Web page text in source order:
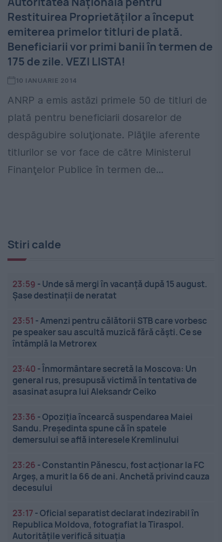
Restituirea Proprietăţilor a început
emiterea primelor titluri de plată.
Beneficiarii vor primi banii în termen de
175 de zile. VEZI LISTA!
10 IANUARIE 2014
ANRP a emis astăzi primele 50 de titluri de
plată pentru beneficiarii dosarelor de
despăgubire soluţionate. Plăţile aferente
titlurilor se vor face de către Ministerul
Finanţelor Publice în termen de...
Stiri calde
23:59 - Unde să mergi în vacanță după 15 august.
Șase destinații de neratat
23:51 - Amenzi pentru călătorii STB care vorbesc
pe speaker sau ascultă muzică fără căști. Ce se
întâmplă la Metrorex
23:40 -Înmormântare secretă la Moscova: Un
general rus, presupusă victimă în tentativa de
asasinat asupra lui Aleksandr Ceiko
23:36 -Opoziția încearcă suspendarea Maiei
Sandu. Președinta spune că în spatele
demersului se află interesele Kremlinului
23:26 -Constantin Pănescu, fost acționar la FC
Argeș, a murit la 66 de ani. Anchetă privind cauza
decesului
23:17 -Oficial separatist declarat indezirabil în
Republica Moldova, fotografiat la Tiraspol.
Autoritățile verifică situația